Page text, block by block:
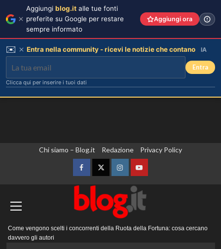
Chi siamo – Blog.it Redazione Privacy Policy
FacebookTwitterInstagramYouTube
principale
Come vengono scelti i concorrenti della Ruota della Fortuna: cosa cercano
davvero gli autori
Aggiungi blog.it alle tue fonti
preferite su Google per restare
sempre informato
Aggiungi ora
✉️ Entra nella community - ricevi le notizie che contano IA
Entra
Clicca qui per inserire i tuoi dati